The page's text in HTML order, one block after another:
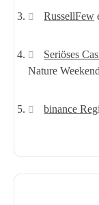
RussellFew
Seriöses
Nature
binance